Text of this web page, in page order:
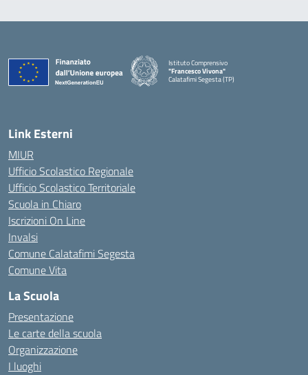
Istituto Comprensivo
"Francesco Vivona"
Calatafimi Segesta (TP)
— Visita la pagina iniziale della scuola
Link Esterni
MIUR
Ufficio Scolastico Regionale
Ufficio Scolastico Territoriale
Scuola in Chiaro
Iscrizioni On Line
Invalsi
Comune Calatafimi Segesta
Comune Vita
La Scuola
Presentazione
Le carte della scuola
Organizzazione
I luoghi